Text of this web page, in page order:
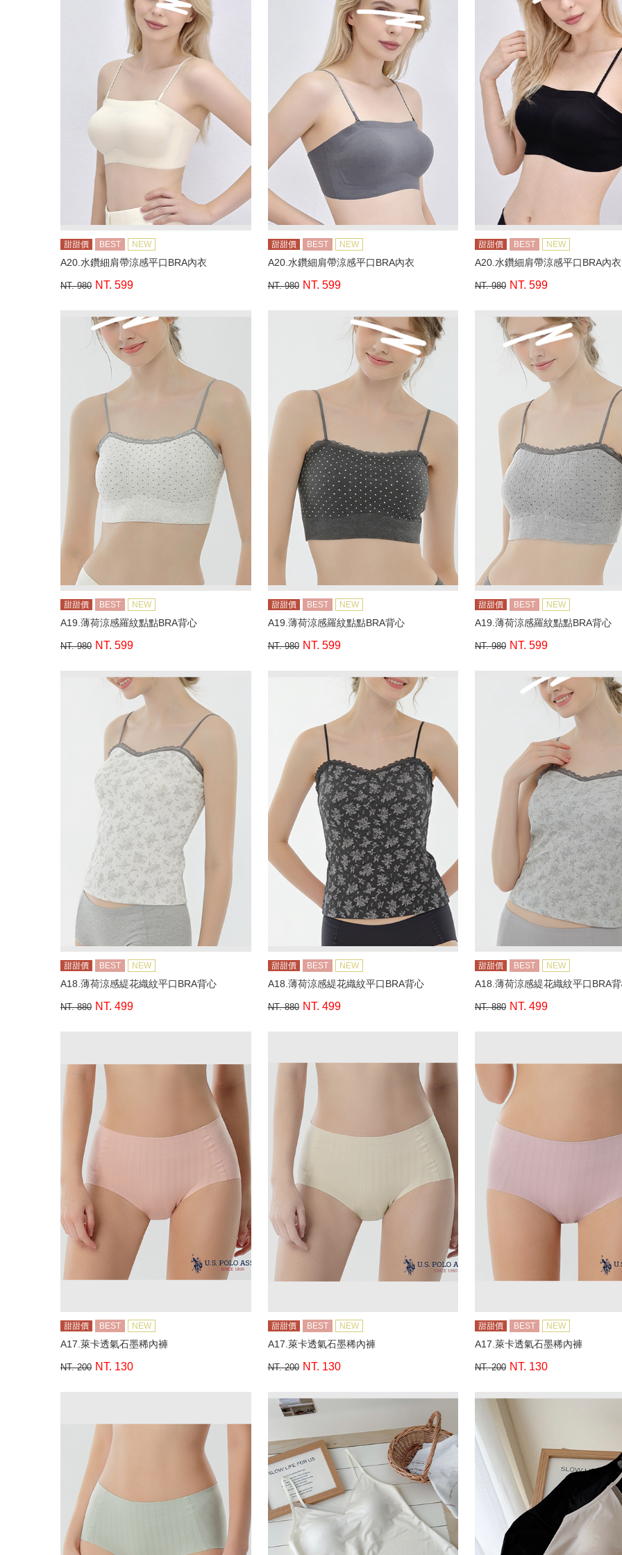
甜甜價 BEST NEW
A20.水鑽細肩帶涼感平口BRA內衣
NT. 980 NT. 599
甜甜價 BEST NEW
A20.水鑽細肩帶涼感平口BRA內衣
NT. 980 NT. 599
甜甜價 BEST NEW
A20.水鑽細肩帶涼感平口BRA內衣
NT. 980 NT. 599
甜甜價 BEST NEW
A19.薄荷涼感羅紋點點BRA背心
NT. 980 NT. 599
甜甜價 BEST NEW
A19.薄荷涼感羅紋點點BRA背心
NT. 980 NT. 599
甜甜價 BEST NEW
A19.薄荷涼感羅紋點點BRA背心
NT. 980 NT. 599
甜甜價 BEST NEW
A18.薄荷涼感緹花織紋平口BRA背心
NT. 880 NT. 499
甜甜價 BEST NEW
A18.薄荷涼感緹花織紋平口BRA背心
NT. 880 NT. 499
甜甜價 BEST NEW
A18.薄荷涼感緹花織紋平口BRA
NT. 880 NT. 499
甜甜價 BEST NEW
A17.萊卡透氣石墨稀內褲
NT. 200 NT. 130
甜甜價 BEST NEW
A17.萊卡透氣石墨稀內褲
NT. 200 NT. 130
甜甜價 BEST NEW
A17.萊卡透氣石墨稀內褲
NT. 200 NT. 130